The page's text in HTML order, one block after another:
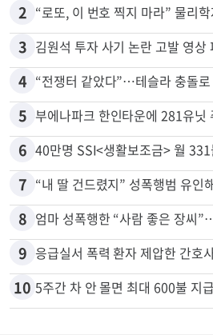
2 “로또, 이 번호 찍지 마라” 물리
3 김원석 투자 사기 논란 고발 영상
4 “전쟁터 같았다”…테슬라 충돌
5 부에나파크 한인타운에 281유닛
6 40만명 SSI<생활보조금> 월
7
8
9 응급실서 폭력 환자 제압한 간호
10 5주간 차 안 몰면 최대 600불 지급